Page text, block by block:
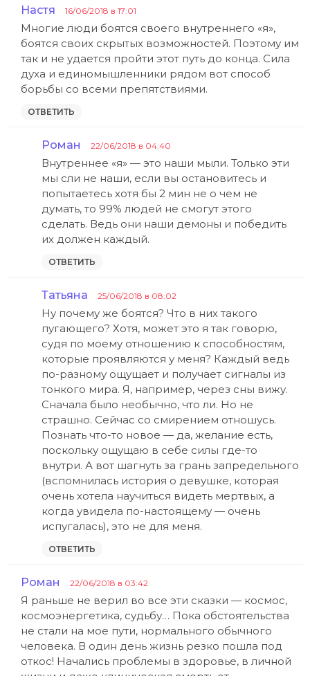
Настя 16/06/2018 в 17:01
Многие люди боятся своего внутреннего «я»,
боятся своих скрытых возможностей. Поэтому им
так и не удается пройти этот путь до конца. Сила
духа и единомышленники рядом вот способ
борьбы со всеми препятствиями.
ОТВЕТИТЬ
Роман 22/06/2018 в 04:40
Внутреннее «я» — это наши мыли. Только эти
мы сли не наши, если вы остановитесь и
попытаетесь хотя бы 2 мин не о чем не
думать, то 99% людей не смогут этого
сделать. Ведь они наши демоны и победить
их должен каждый.
ОТВЕТИТЬ
Татьяна 25/06/2018 в 08:02
Ну почему же боятся? Что в них такого
пугающего? Хотя, может это я так говорю,
судя по моему отношению к способностям,
которые проявляются у меня? Каждый ведь
по-разному ощущает и получает сигналы из
тонкого мира. Я, например, через сны вижу.
Сначала было необычно, что ли. Но не
страшно. Сейчас со смирением отношусь.
Познать что-то новое — да, желание есть,
поскольку ощущаю в себе силы где-то
внутри. А вот шагнуть за грань запредельного
(вспомнилась история о девушке, которая
очень хотела научиться видеть мертвых, а
когда увидела по-настоящему — очень
испугалась), это не для меня.
ОТВЕТИТЬ
Роман 22/06/2018 в 03:42
Я раньше не верил во все эти сказки — космос,
космоэнергетика, судьбу… Пока обстоятельства
не стали на мое пути, нормального обычного
человека. В один день жизнь резко пошла под
откос! Начались проблемы в здоровье, в личной